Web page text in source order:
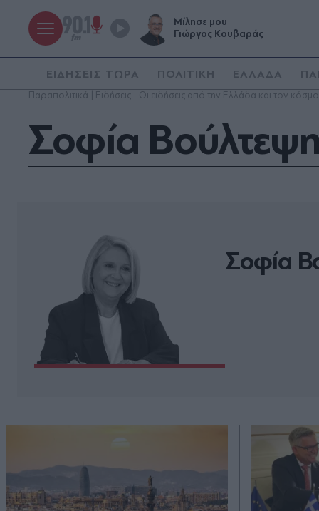
Μίλησε μου
Γιώργος Κουβαράς
ΕΙΔΗΣΕΙΣ ΤΩΡΑ ΠΟΛΙΤΙΚΗ ΕΛΛΑΔΑ
Παραπολιτικά | Ειδήσεις - Οι ειδήσεις από την Ελλάδα και τον κόσμο
Σοφία Βούλτεψη
Σοφία